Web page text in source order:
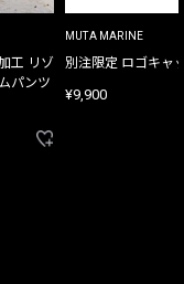
工 リゾ
パンツ
MUTA MARINE
別注限定 ロゴキャ
¥9,900